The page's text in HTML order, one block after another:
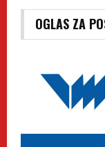
OGLAS ZA